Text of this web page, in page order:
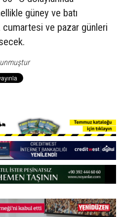
güney ve batı
ve pazar günleri